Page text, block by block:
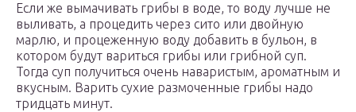
Если же вымачивать грибы в воде, то воду лучше не
выливать, а процедить через сито или двойную
марлю, и процеженную воду добавить в бульон, в
котором будут вариться грибы или грибной суп.
Тогда суп получиться очень наваристым, ароматным и
вкусным. Варить сухие размоченные грибы надо
тридцать минут.